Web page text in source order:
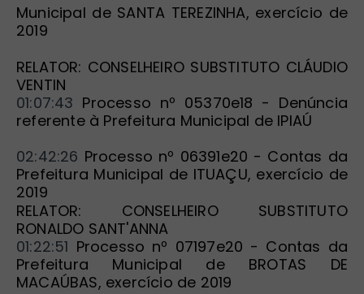
Municipal de SANTA TEREZINHA, exercício de
2019
RELATOR: CONSELHEIRO SUBSTITUTO CLÁUDIO
VENTIN
01:07:43 Processo nº 05370e18 - Denúncia
referente à Prefeitura Municipal de IPIAÚ
02:42:26 Processo nº 06391e20 - Contas da
Prefeitura Municipal de ITUAÇU, exercício de
2019
RELATOR: CONSELHEIRO SUBSTITUTO
RONALDO SANT'ANNA
01:22:51 Processo nº 07197e20 - Contas da
Prefeitura Municipal de BROTAS DE
MACAÚBAS, exercício de 2019